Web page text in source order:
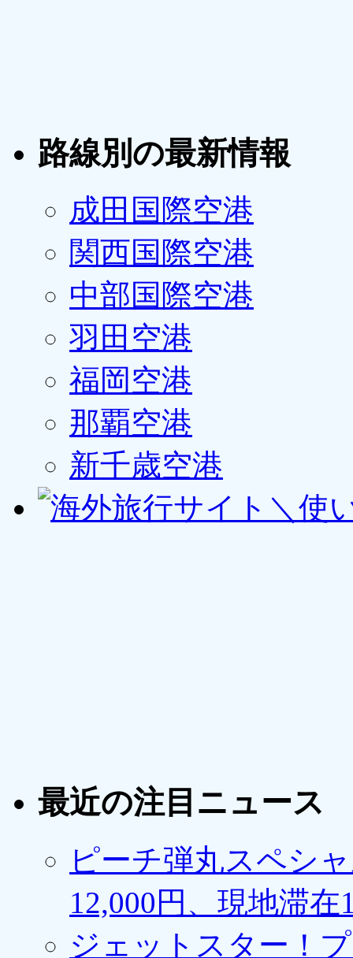
路線別の最新情報
成田国際空港
関西国際空港
中部国際空港
羽田空港
福岡空港
那覇空港
新千歳空港
最近の注目ニュース
ピーチ弾丸スペシ
12,000円、現地滞
ジェットスター！